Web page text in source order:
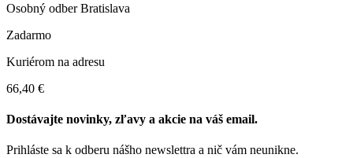
Osobný odber Bratislava
Zadarmo
Kuriérom na adresu
66,40 €
Dostávajte novinky, zľavy a akcie na váš email.
Prihláste sa k odberu nášho newslettra a nič vám neunikne.